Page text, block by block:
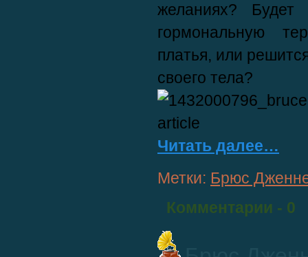
желаниях?
гормональную
платья, или
своего тела?
Читать далее…
Метки: Брюс
Комментарии - 0